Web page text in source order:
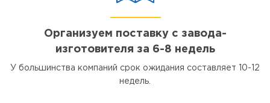
Организуем поставку с завода-
изготовителя за 6-8 недель
У большинства компаний срок ожидания составляет 10-12
недель.